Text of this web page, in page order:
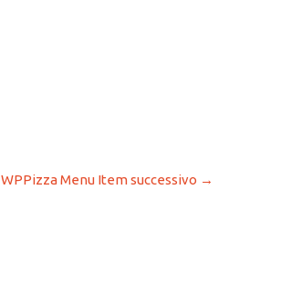
WPPizza Menu Item successivo →